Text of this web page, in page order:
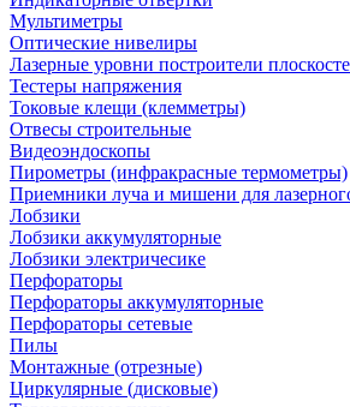
Мультиметры
Оптические нивелиры
Лазерные уровни построители
Тестеры напряжения
Токовые клещи (клемметры)
Отвесы строительные
Видеоэндоскопы
Пирометры (инфракрасные термометры)
Приемники луча и мишени для
Лобзики
Лобзики аккумуляторные
Лобзики электричесике
Перфораторы
Перфораторы аккумуляторные
Перфораторы сетевые
Пилы
Монтажные (отрезные)
Циркулярные (дисковые)